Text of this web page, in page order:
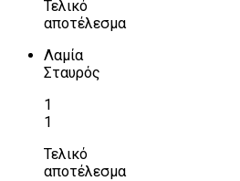
Τελικό
αποτέλεσμα
Λαμία
Σταυρός
1
1
Τελικό
αποτέλεσμα